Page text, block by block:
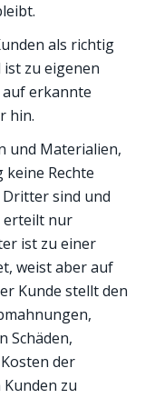
als richtig
zu eigenen
erkannte
hin.
und Materialien,
Rechte
sind und
erteilt nur
ist zu einer
weist aber auf
Kunde stellt den
Schäden,
der
zu